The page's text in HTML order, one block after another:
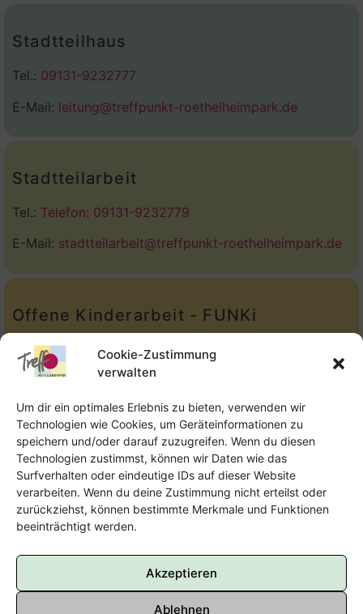
Cookie-Zustimmung
verwalten
Um dir ein optimales Erlebnis zu bieten, verwenden wir
Technologien wie Cookies, um Geräteinformationen zu
speichern und/oder darauf zuzugreifen. Wenn du diesen
Technologien zustimmst, können wir Daten wie das
Surfverhalten oder eindeutige IDs auf dieser Website
verarbeiten. Wenn du deine Zustimmung nicht erteilst oder
zurückziehst, können bestimmte Merkmale und Funktionen
beeinträchtigt werden.
Akzeptieren
Ablehnen
Stadtteilhaus
Tel.: 09131-9232777
E-Mail: leitung@treffpunkt-roethelheimpark.de
Stadtteilarbeit
Tel.: Telefon: 09131-9232779
E-Mail: stadtteilarbeit@treffpunkt-roethelheimpark.de
Offene Kinderarbeit - FUNKi
Tel.:Telefon: 09131-610749
E-Mail:oka@treffpunkt-roethelheimpark.de
Offene Jugendarbeit - Easthouse
Tel:
09131–302259
E-Mail:oja@treffpunkt-roethelheimpark.de